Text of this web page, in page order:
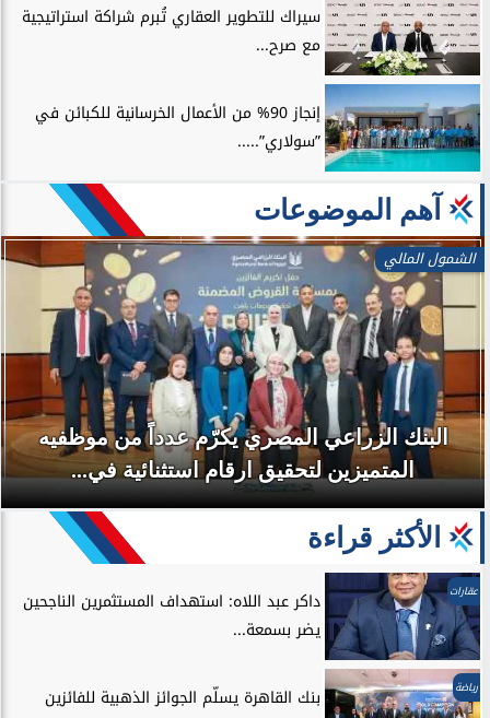
سيراك للتطوير العقاري تُبرم شراكة استراتيجية
مع صرح...
إنجاز 90% من الأعمال الخرسانية للكبائن في
”سولاري”.....
آهم الموضوعات
الشمول المالي
البنك الزراعي المصري يكرّم عدداً من موظفيه
المتميزين لتحقيق ارقام استثنائية في...
الأكثر قراءة
عقارات
داكر عبد اللاه: استهداف المستثمرين الناجحين
يضر بسمعة...
رياضة
بنك القاهرة يسلّم الجوائز الذهبية للفائزين